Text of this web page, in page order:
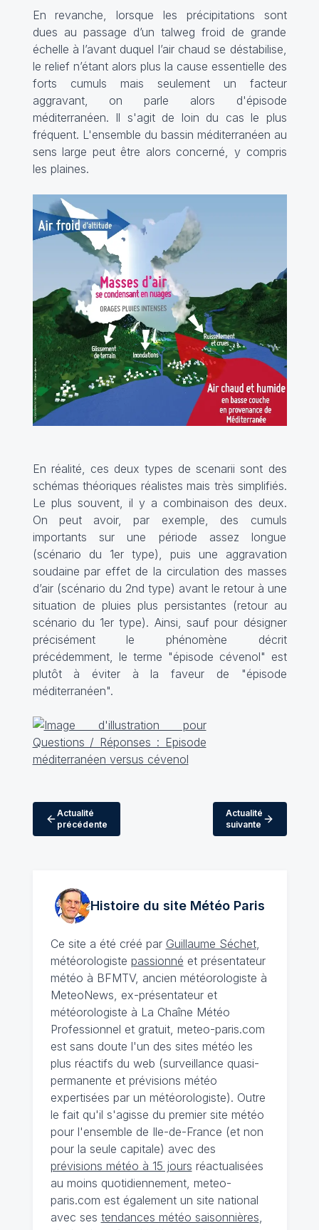
En revanche, lorsque les précipitations sont
dues au passage d’un talweg froid de grande
échelle à l’avant duquel l’air chaud se déstabilise,
le relief n’étant alors plus la cause essentielle des
forts cumuls mais seulement un facteur
aggravant, on parle alors d'épisode
méditerranéen. Il s'agit de loin du cas le plus
fréquent. L'ensemble du bassin méditerranéen au
sens large peut être alors concerné, y compris
les plaines.
En réalité, ces deux types de scenarii sont des
schémas théoriques réalistes mais très simplifiés.
Le plus souvent, il y a combinaison des deux.
On peut avoir, par exemple, des cumuls
importants sur une période assez longue
(scénario du 1er type), puis une aggravation
soudaine par effet de la circulation des masses
d’air (scénario du 2nd type) avant le retour à une
situation de pluies plus persistantes (retour au
scénario du 1er type). Ainsi, sauf pour désigner
précisément le phénomène décrit
précédemment, le terme "épisode cévenol" est
plutôt à éviter à la faveur de "épisode
méditerranéen".
Actualité
précédente
Actualité
suivante
Histoire du site MétéoParis
Ce site a été créé par Guillaume Séchet,
météorologiste passionné et présentateur
météo à BFMTV, ancien météorologiste à
MeteoNews, ex-présentateur et
météorologiste à La Chaîne Météo
Professionnel et gratuit, meteo-paris.com
est sans doute l'un des sites météo les
plus réactifs du web (surveillance quasi-
permanente et prévisions météo
expertisées par un météorologiste). Outre
le fait qu'il s'agisse du premier site météo
pour l'ensemble de Ile-de-France (et non
pour la seule capitale) avec des
prévisions météo à 15 jours réactualisées
au moins quotidiennement, meteo-
paris.com est également un site national
avec ses tendances météo saisonnières,